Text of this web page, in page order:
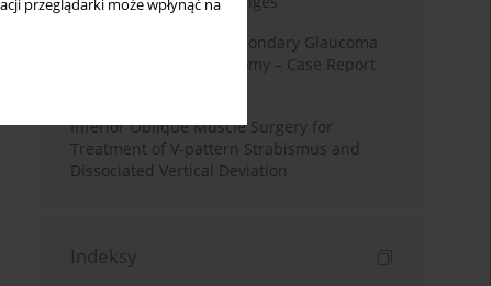
przeglądarki może wpłynąć na
Silicone Oil-Induced Secondary Glaucoma
After Pars Plana Vitrectomy – Case Report
Inferior Oblique Muscle Surgery for
Treatment of V-pattern Strabismus and
Dissociated Vertical Deviation
Indeksy